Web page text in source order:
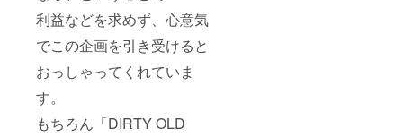
利益などを求めず、心意気
でこの企画を引き受けると
おっしゃってくれていま
す。
もちろん「DIRTY OLD